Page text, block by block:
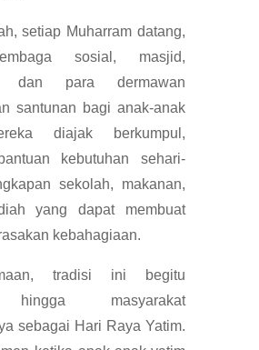
setiap Muharram datang,
sosial, masjid,
dan para dermawan
santunan bagi anak-anak
diajak berkumpul,
kebutuhan sehari-
sekolah, makanan,
yang dapat membuat
kebahagiaan.
tradisi ini begitu
hingga masyarakat
sebagai Hari Raya Yatim.